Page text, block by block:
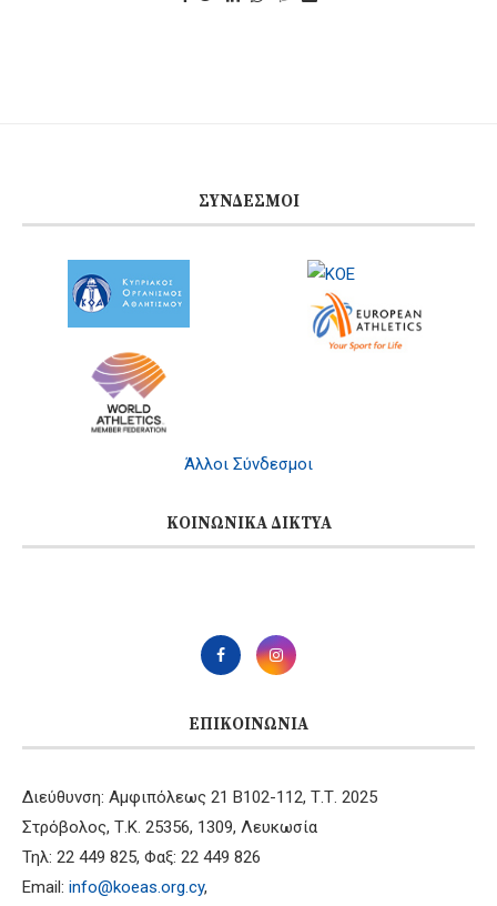
ΣΎΝΔΕΣΜΟΙ
Άλλοι Σύνδεσμοι
ΚΟΙΝΩΝΙΚΆ ΔΊΚΤΥΑ
ΕΠΙΚΟΙΝΩΝΊΑ
Διεύθυνση: Αμφιπόλεως 21 B102-112, Τ.Τ. 2025
Στρόβολος, Τ.Κ. 25356, 1309, Λευκωσία
Τηλ: 22 449 825, Φαξ: 22 449 826
Email: info@koeas.org.cy,